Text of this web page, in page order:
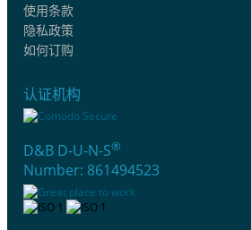
使用条款
隐私政策
如何订购
认证机构
D&B D-U-N-S®
Number: 861494523